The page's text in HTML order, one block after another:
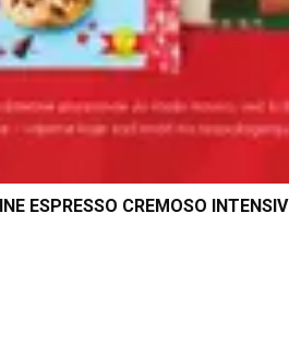
ESPRESSO CREMOSO INTENSIV